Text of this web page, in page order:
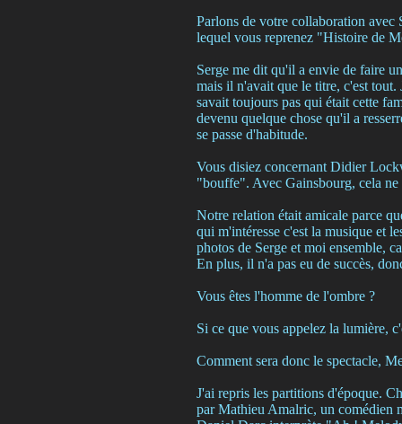
Parlons de votre collaboration avec
lequel vous reprenez "Histoire de
Serge me dit qu'il a envie de faire
mais il n'avait que le titre, c'est tout.
savait toujours pas qui était cette
devenu quelque chose qu'il a
se passe d'habitude.
Vous disiez concernant Didier
"bouffe". Avec Gainsbourg, cela ne
Notre relation était amicale parce
qui m'intéresse c'est la musique et
photos de Serge et moi ensemble,
En plus, il n'a pas eu de succès,
Vous êtes l'homme de l'ombre ?
Si ce que vous appelez la lumière,
Comment sera donc le spectacle,
J'ai repris les partitions d'époque.
par Mathieu Amalric, un comédien